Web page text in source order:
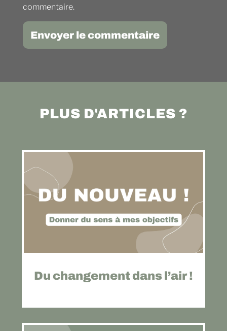
commentaire.
Envoyer le commentaire
PLUS D'ARTICLES ?
Du changement dans l’air !